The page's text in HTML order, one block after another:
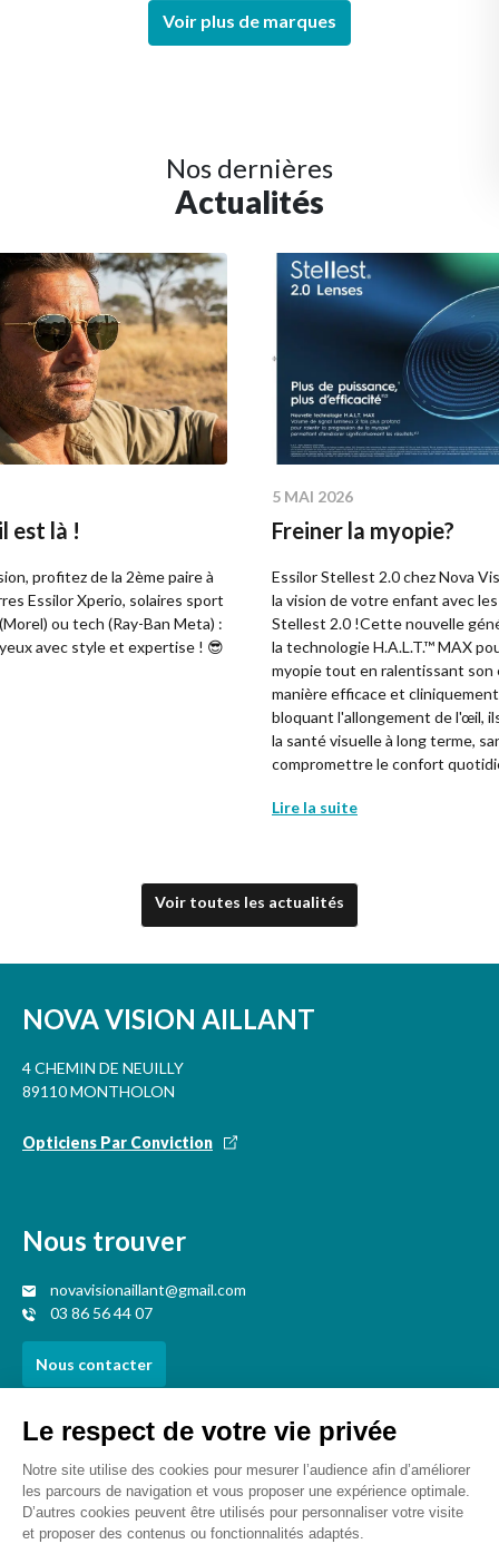
Voir plus de marques
Nos dernières
Actualités
est là !
profitez de la 2ème paire à
Essilor Xperio, solaires sport
ou tech (Ray-Ban Meta) :
avec style et expertise ! 😎
5 MAI 2026
Freiner la myopie?
Essilor Stellest 2.0 chez Nova
la vision de votre enfant avec
Stellest 2.0 !Cette nouvelle
la technologie H.A.L.T.™ MAX
myopie tout en ralentissant son
manière efficace et
bloquant l'allongement de l'œil,
la santé visuelle à long terme,
compromettre le confort
Lire la suite
Voir toutes les actualités
NOVA VISION AILLANT
4 CHEMIN DE NEUILLY
89110 MONTHOLON
Opticiens Par Conviction
Votre opticien proche de vous
Opticien Charbuy Opticien Fleury-la-vallée
Nous trouver
novavisionaillant@gmail.com
03 86 56 44 07
Nous contacter